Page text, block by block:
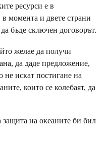
ресурси е в
момента и двете страни
бъде сключен договорът.
желае да получи
да даде предложение,
не искат постигане на
които се колебаят, да
на океаните би бил